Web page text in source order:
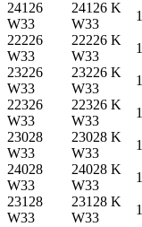
24126
W33
24126 K
W33
22226
W33
22226 K
W33
23226
W33
23226 K
W33
22326
W33
22326 K
W33
23028
W33
23028 K
W33
24028
W33
24028 K
W33
23128
W33
23128 K
W33